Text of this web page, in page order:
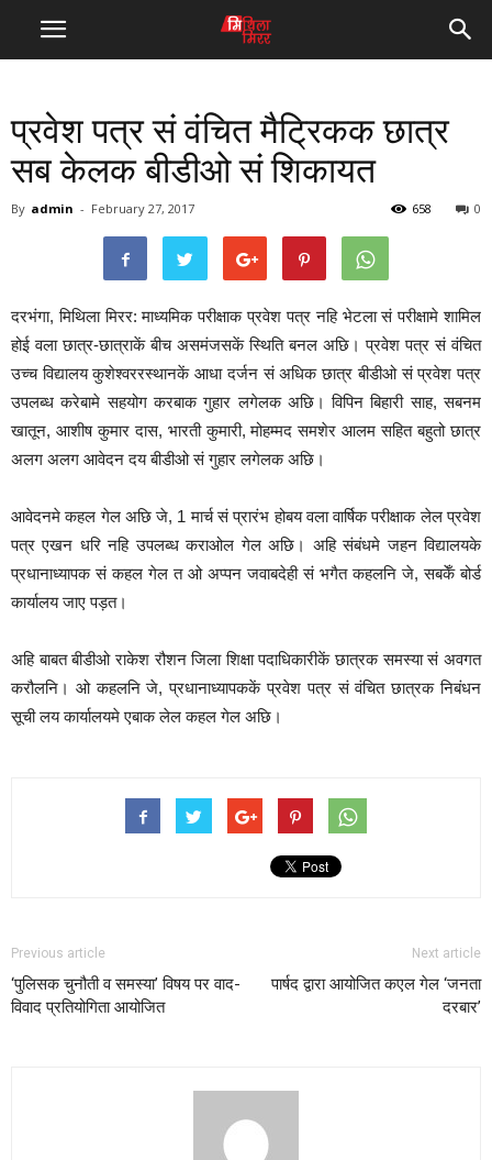
प्रवेश पत्र सं वंचित मैट्रिकक छात्र
सब केलक बीडीओ सं शिकायत
By admin - February 27, 2017 0
658
दरभंगा, मिथिला मिरर: माध्यमिक परीक्षाक प्रवेश पत्र नहि भेटला सं परीक्षामे शामिल
होई वला छात्र-छात्राकें बीच असमंजसकें स्थिति बनल अछि। प्रवेश पत्र सं वंचित
उच्च विद्यालय कुशेश्वररस्थानकें आधा दर्जन सं अधिक छात्र बीडीओ सं प्रवेश पत्र
उपलब्ध करेबामे सहयोग करबाक गुहार लगेलक अछि। विपिन बिहारी साह, सबनम
खातून, आशीष कुमार दास, भारती कुमारी, मोहम्मद समशेर आलम सहित बहुतो छात्र
अलग अलग आवेदन दय बीडीओ सं गुहार लगेलक अछि।
आवेदनमे कहल गेल अछि जे, 1 मार्च सं प्रारंभ होबय वला वार्षिक परीक्षाक लेल प्रवेश
पत्र एखन धरि नहि उपलब्ध कराओल गेल अछि। अहि संबंधमे जहन विद्यालयके
प्रधानाध्यापक सं कहल गेल त ओ अप्पन जवाबदेही सं भगैत कहलनि जे, सबकेँ बोर्ड
कार्यालय जाए पड़त।
अहि बाबत बीडीओ राकेश रौशन जिला शिक्षा पदाधिकारीकें छात्रक समस्या सं अवगत
करौलनि। ओ कहलनि जे, प्रधानाध्यापककें प्रवेश पत्र सं वंचित छात्रक निबंधन
सूची लय कार्यालयमे एबाक लेल कहल गेल अछि।
Previous article
‘पुलिसक चुनौती व समस्या’ विषय पर वाद-
विवाद प्रतियोगिता आयोजित
Next article
पार्षद द्वारा आयोजित कएल गेल ‘जनता
दरबार’